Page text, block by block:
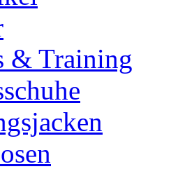
& Training